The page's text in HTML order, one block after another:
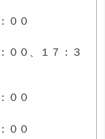
００
００、１７：３
００
００